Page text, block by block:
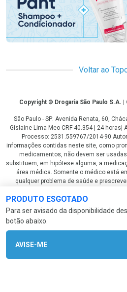
PRODUTO ESGOTADO
Para ser avisado da disponibilidade
botão abaixo.
AVISE-ME
Voltar ao
CopyrightCopyright © Drogaria São Paulo S.A.
São Paulo - SP: Avenida Renata, 60,
Gislaine Lima Meo CRF 40.354 | 24
Processo: 2531.559767/2014-90
informações contidas neste site, como
medicamentos, não devem ser
substituem, em hipótese alguma, a
área médica. Somente o médico está
qualquer problema de saúde e
fotos contidas em nosso site são
disponibilidade sujeitos a alterações no
antimicrobianos vendas apenas em lojas
344 - 01/02/1999 - Ministério da Saúde.
LGPD Aceite os